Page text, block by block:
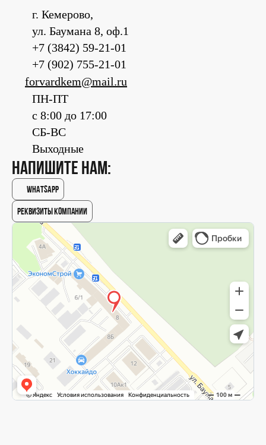
г. Кемерово,
ул. Баумана 8, оф.1
+7 (3842) 59-21-01
+7 (902) 755-21-01
forvardkem@mail.ru
ПН-ПТ
с 8:00 до 17:00
СБ-ВС
Выходные
напишите нам:
WhatsApp
Реквизиты компании